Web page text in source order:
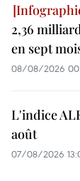
2,36
en sept
08/08/2026
L'indice
août
07/08/2026